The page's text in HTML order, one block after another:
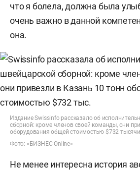
что я болела, должна была
очень важно в данной
она.
Издание Swissinfo рассказало об
сборной: кроме членов своей команды, они
оборудования общей стоимостью $732 тысячи
Фото: «БИЗНЕС Online»
Не менее интересна история